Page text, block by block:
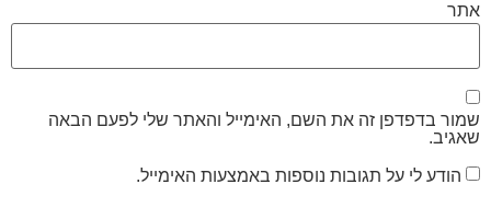
אתר
שמור בדפדפן זה את השם, האימייל והאתר שלי לפעם הבאה
שאגיב.
הודע לי על תגובות נוספות באמצעות האימייל.